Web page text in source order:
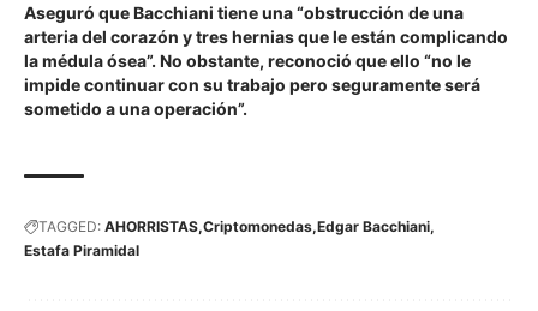
Aseguró que Bacchiani tiene una “obstrucción de una
arteria del corazón y tres hernias que le están complicando
la médula ósea”. No obstante, reconoció que ello “no le
impide continuar con su trabajo pero seguramente será
sometido a una operación”.
TAGGED: AHORRISTAS Criptomonedas Edgar Bacchiani
Estafa Piramidal